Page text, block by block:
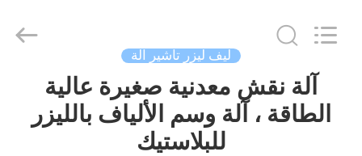
مسكن
Technology
ليف ليزر تأشير آلة
آلة نقش معدنية صغيرة عالية
الطاقة ، آلة وسم الألياف بالليزر
للبلاستيك